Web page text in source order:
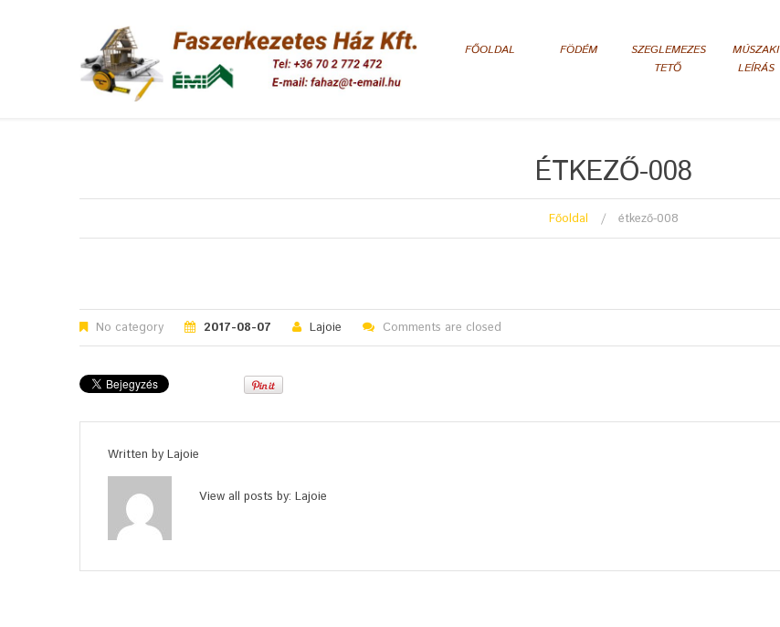
FŐOLDAL FÖDÉM
SZEGLEMEZES
TETŐ
MÚSZAKI
LEÍRÁS
ÉTKEZŐ-008
Főoldal étkező-008
No category 2017-08-07 Lajoie Comments are closed
Written by Lajoie
View all posts by: Lajoie